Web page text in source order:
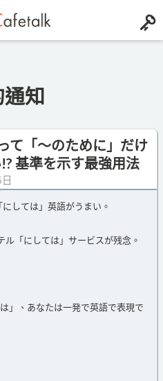
知
て「〜のために」だけ
基準を示す最強用法
しては」英語がうまい。
ル「にしては」サービスが残念。
」、あなたは一発で英語で表現で